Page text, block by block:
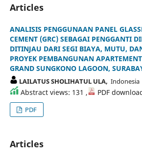
Articles
ANALISIS PENGGUNAAN PANEL
CEMENT (GRC) SEBAGAI PENGGANTI
DITINJAU DARI SEGI BIAYA, MUTU,
PROYEK PEMBANGUNAN
GRAND SUNGKONO LAGOON,
LAILATUS SHOLIHATUL ULA, Indonesia
Abstract views: 131 , PDF
PDF
Articles